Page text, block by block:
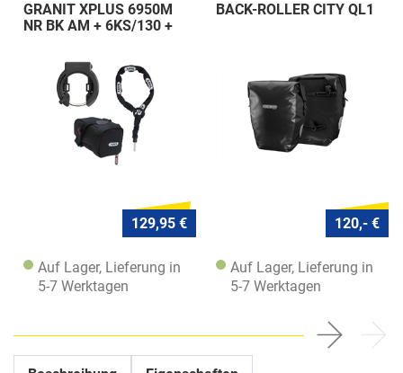
GRANIT XPLUS 6950M
NR BK AM + 6KS/130 +
129,95 €
Auf Lager, Lieferung in
5-7 Werktagen
BACK-ROLLER CITY QL1
120,- €
Auf Lager, Lieferung in
5-7 Werktagen